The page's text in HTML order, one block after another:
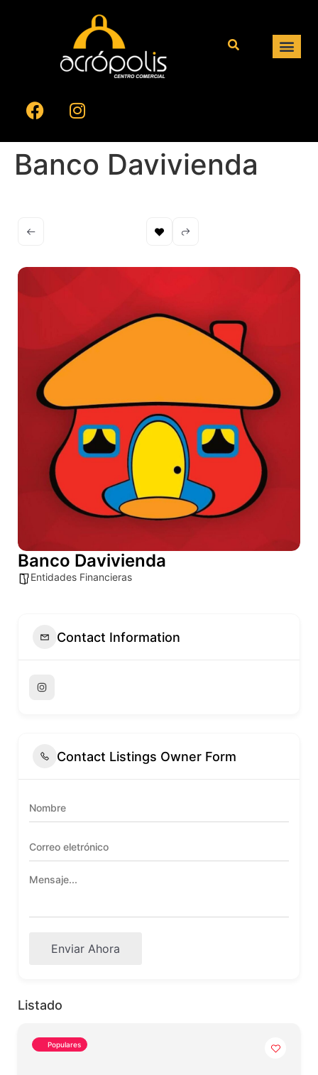
Banco Davivienda
Banco Davivienda
Entidades Financieras
Contact Information
Contact Listings Owner Form
Enviar Ahora
Listado
Populares